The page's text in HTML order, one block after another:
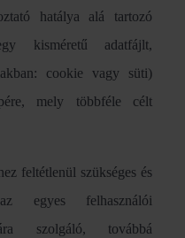
hatálya alá tartozó
kisméretű adatfájlt,
cookie vagy süti)
mely többféle célt
feltétlenül szükséges és
egyes felhasználói
szolgáló, továbbá